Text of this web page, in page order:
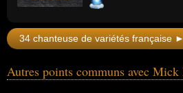
la France au Concours
terminant à la 7e place.
34 chanteuse de variétés française ►
Autres points communs avec